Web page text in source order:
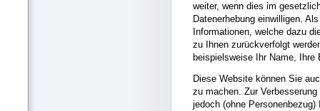
weiter, wenn dies im
Datenerhebung einwilligen.
Informationen, welche dazu
zu Ihnen zurückverfolgt
beispielsweise Ihr Name, Ihre
Diese Website können Sie
zu machen. Zur
jedoch (ohne